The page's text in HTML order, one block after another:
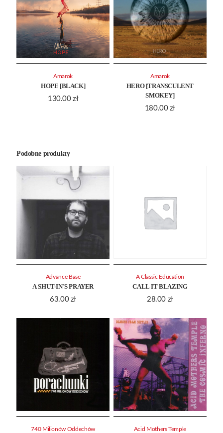
HOPE [BLACK]
130.00 zł
Amarok
HERO [TRANSCULENT
SMOKEY]
180.00 zł
Amarok
Podobne produkty
A SHUT-IN’S PRAYER
63.00 zł
Advance Base
CALL IT BLAZING
28.00 zł
A Classic Education
740 Milionów Oddechów Acid Mothers Temple